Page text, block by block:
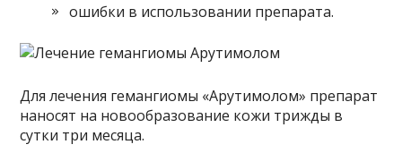
ошибки в использовании препарата.
Для лечения гемангиомы «Арутимолом» препарат
наносят на новообразование кожи трижды в
сутки три месяца.